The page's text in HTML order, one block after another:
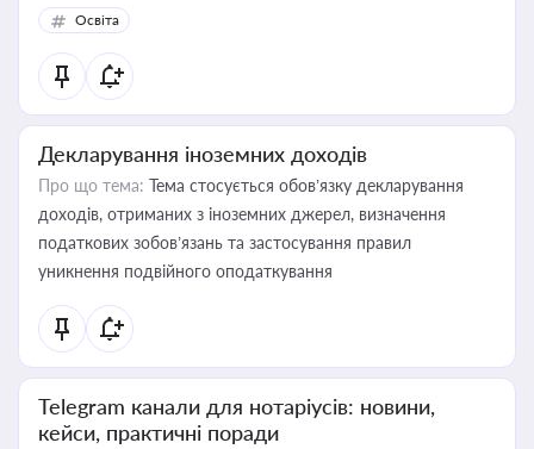
Освіта
Декларування іноземних доходів
Про що тема: Тема стосується обов’язку декларування
доходів, отриманих з іноземних джерел, визначення
податкових зобов’язань та застосування правил
уникнення подвійного оподаткування
Telegram канали для нотаріусів: новини,
кейси, практичні поради